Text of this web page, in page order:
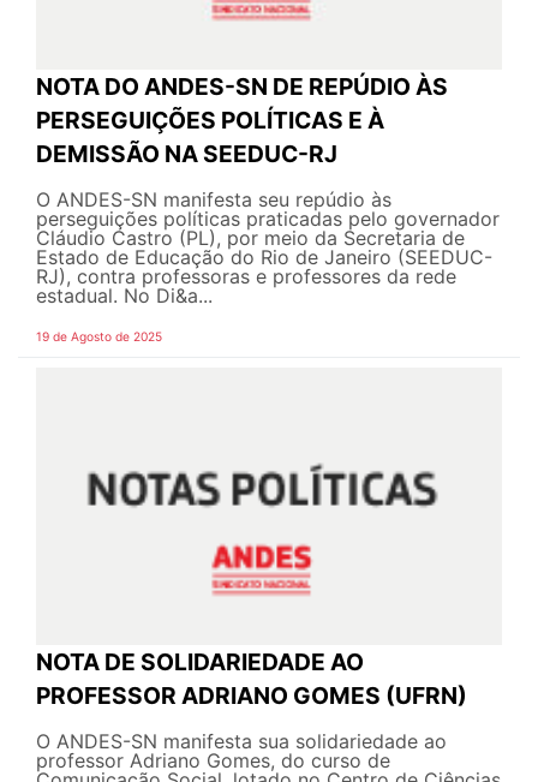
NOTA DO ANDES-SN DE REPÚDIO ÀS
PERSEGUIÇÕES POLÍTICAS E À
DEMISSÃO NA SEEDUC-RJ
O ANDES-SN manifesta seu repúdio às
perseguições políticas praticadas pelo governador
Cláudio Castro (PL), por meio da Secretaria de
Estado de Educação do Rio de Janeiro (SEEDUC-
RJ), contra professoras e professores da rede
estadual. No Di&a...
19 de Agosto de 2025
NOTA DE SOLIDARIEDADE AO
PROFESSOR ADRIANO GOMES (UFRN)
O ANDES-SN manifesta sua solidariedade ao
professor Adriano Gomes, do curso de